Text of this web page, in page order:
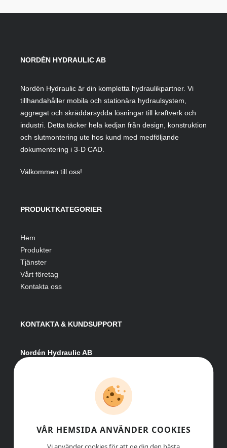
NORDÉN HYDRAULIC AB
Nordén Hydraulic är din kompletta hydraulikpartner. Vi
tillhandahåller mobila och stationära hydraulsystem,
aggregat och skräddarsydda lösningar till kraftverk och
industri. Detta täcker hela kedjan från design, konstruktion
och slutmontering ute hos kund med medföljande
dokumentering i 3-D CAD.
Välkommen till oss!
PRODUKTKATEGORIER
Hem
Produkter
Tjänster
Vårt företag
Kontakta oss
KONTAKTA & KUNDSUPPORT
Nordén Hydraulic AB
info@nordenhydraulic.se
Org-nr: 556531-8424
VÅR HEMSIDA ANVÄNDER COOKIES